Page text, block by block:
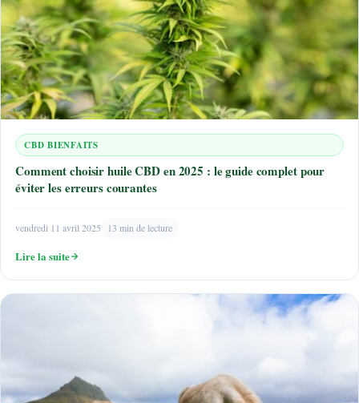
CBD BIENFAITS
Comment choisir huile CBD en 2025 : le guide complet pour
éviter les erreurs courantes
vendredi 11 avril 2025 13 min de lecture
Lire la suite